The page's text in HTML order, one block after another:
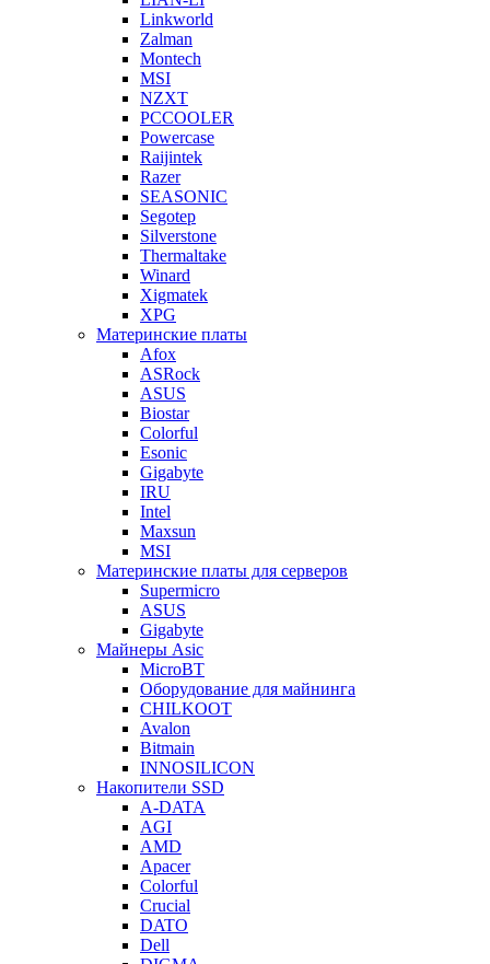
Linkworld
Zalman
Montech
MSI
NZXT
PCCOOLER
Powercase
Raijintek
Razer
SEASONIC
Segotep
Silverstone
Thermaltake
Winard
Xigmatek
XPG
Материнские платы
Afox
ASRock
ASUS
Biostar
Colorful
Esonic
Gigabyte
IRU
Intel
Maxsun
MSI
Материнские платы для серверов
Supermicro
ASUS
Gigabyte
Майнеры Asic
MicroBT
Оборудование для майнинга
CHILKOOT
Avalon
Bitmain
INNOSILICON
Накопители SSD
A-DATA
AGI
AMD
Apacer
Colorful
Crucial
DATO
Dell